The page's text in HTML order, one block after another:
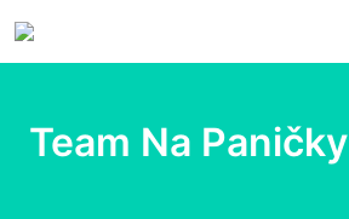
Team Na Paničky